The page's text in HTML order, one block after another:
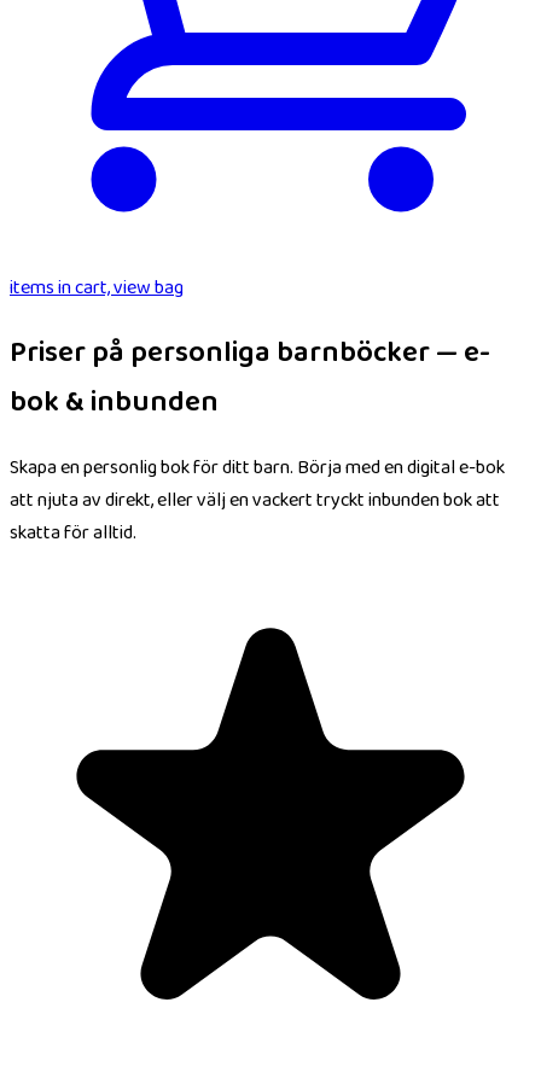
items in cart, view bag
Priser på personliga barnböcker — e-
bok & inbunden
Skapa en personlig bok för ditt barn. Börja med en digital e-bok
att njuta av direkt, eller välj en vackert tryckt inbunden bok att
skatta för alltid.